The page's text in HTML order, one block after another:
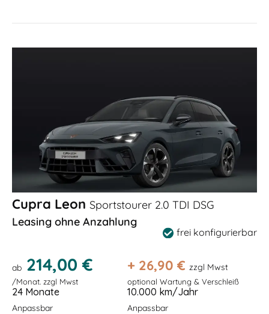
Cupra Leon Sportstourer 2.0 TDI DSG
Leasing ohne Anzahlung
frei konfigurierbar
ab 214,00 €
/Monat. zzgl Mwst
+ 26,90 € zzgl Mwst
optional Wartung & Verschleiß
24 Monate
Anpassbar
10.000 km/Jahr
Anpassbar